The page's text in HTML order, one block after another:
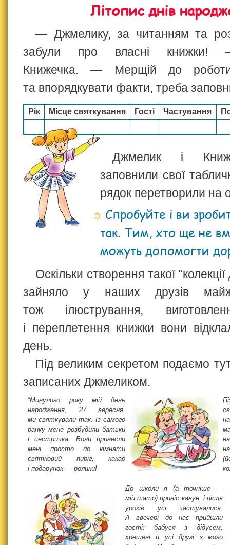
Літопис днів
— Джмелику, за читанням та
забули про власні книжки!
Книжечка. — Мерщій до
та впорядкувати факти, треба
Рік Місце святкування Гості Частування
Джмелик і
заповнили свої
рядок перетворили на
Спробуйте і ви
так. Тим, хто ще не
можуть допомогти
Оскільки створення такої
зайняло у наших друзів
тож ілюстрування,
і переплетення книжки вони
день.
Під великим секретом подаємо
записаних Джмеликом.
“Минулого року мій день
народження, 27 вересня,
ми святкували так. Із самого
ранку мене розбудили батьки
і сестричка. Вони принесли
мені просто до кімнати
святковий пиріг, какао
і подарунок — ролики!
До школи я (а точніше —
мій тато) приніс кавун, і після
уроків усі частувалися.
А ввечері до нас прийшли
гості: бабуся з дідусем,
хрещені й усі друзі з мого